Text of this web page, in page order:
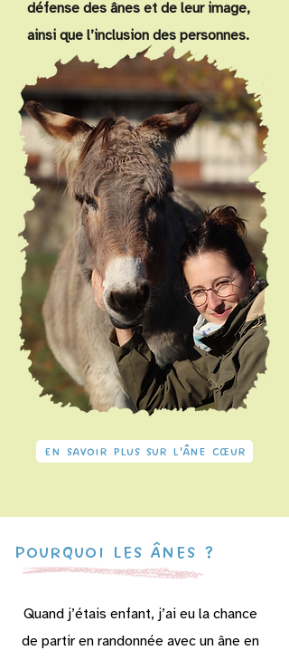
défense des ânes et de leur image,
ainsi que l’inclusion des personnes.
En savoir plus sur L'âne cœur
Pourquoi les Ânes ?
Quand j’étais enfant, j’ai eu la chance
de partir en randonnée avec un âne en